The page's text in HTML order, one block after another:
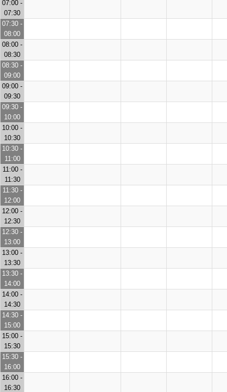
07:00 -
07:30
07:30 -
08:00
08:00 -
08:30
08:30 -
09:00
09:00 -
09:30
09:30 -
10:00
10:00 -
10:30
10:30 -
11:00
11:00 -
11:30
11:30 -
12:00
12:00 -
12:30
12:30 -
13:00
13:00 -
13:30
13:30 -
14:00
14:00 -
14:30
14:30 -
15:00
15:00 -
15:30
15:30 -
16:00
16:00 -
16:30